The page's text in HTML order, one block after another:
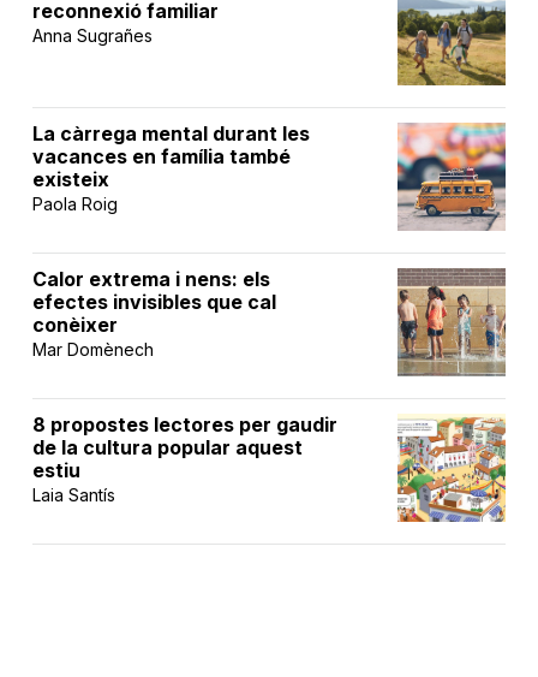
reconnexió familiar
Anna Sugrañes
La càrrega mental durant les
vacances en família també
existeix
Paola Roig
Calor extrema i nens: els
efectes invisibles que cal
conèixer
Mar Domènech
8 propostes lectores per gaudir
de la cultura popular aquest
estiu
Laia Santís